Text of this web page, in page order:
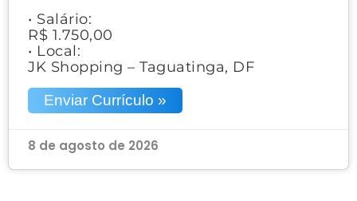
• Salário:
R$ 1.750,00
• Local:
JK Shopping – Taguatinga, DF
Enviar Currículo »
8 de agosto de 2026